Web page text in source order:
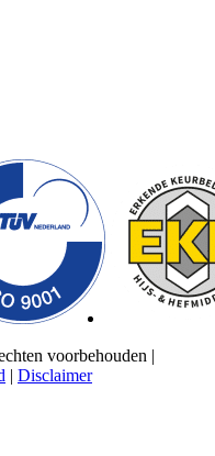
voorbehouden |
| Disclaimer